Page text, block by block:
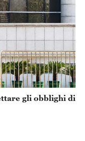
gli obblighi di